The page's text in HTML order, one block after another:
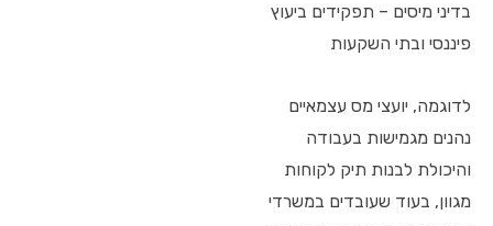
בדיני מיסים – תפקידים ביעוץ
פיננסי ובתי השקעות
לדוגמה, יועצי מס עצמאיים
נהנים מגמישות בעבודה
והיכולת לבנות תיק לקוחות
מגוון, בעוד שעובדים במשרדי